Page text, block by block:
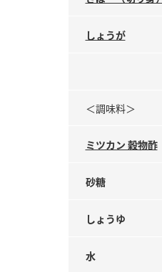
しょうが
＜調味料＞
ミツカン 穀物酢
砂糖
しょうゆ
水